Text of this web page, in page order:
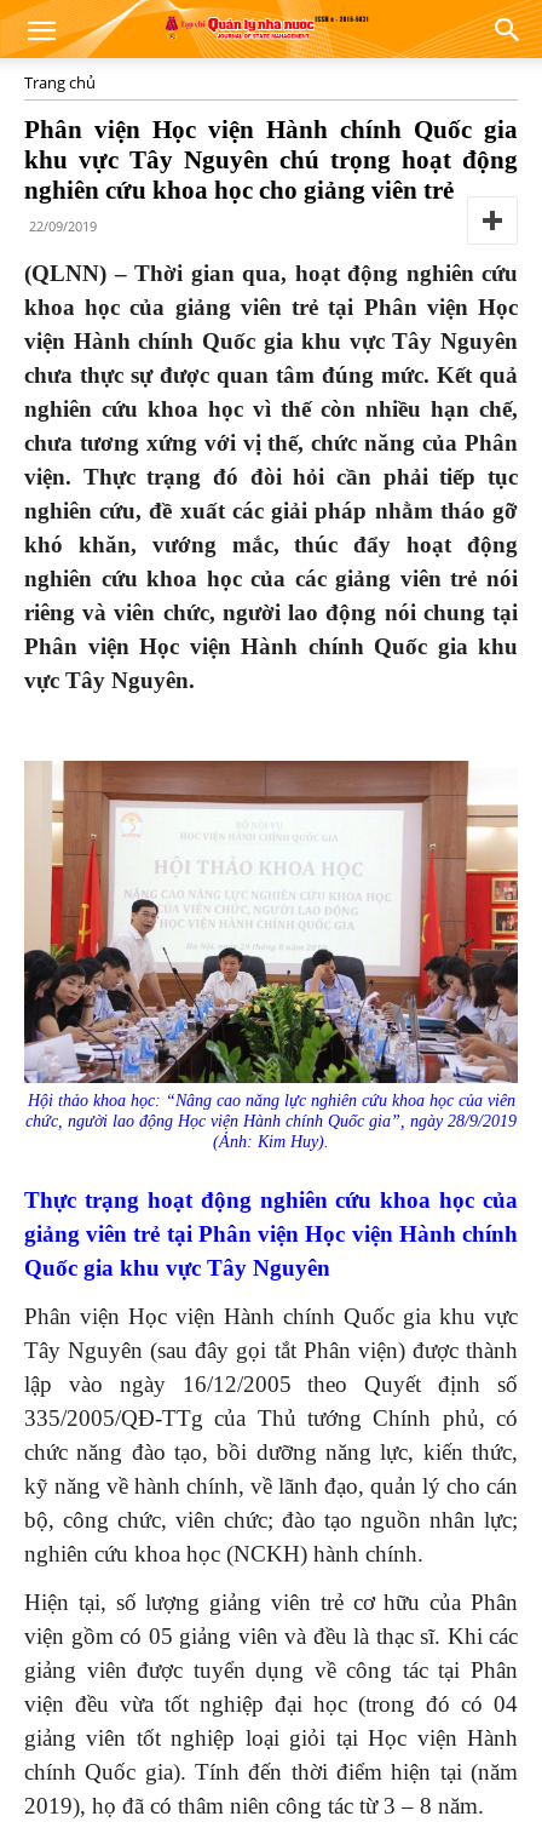
Trang chủ
Phân viện Học viện Hành chính Quốc gia
khu vực Tây Nguyên chú trọng hoạt động
nghiên cứu khoa học cho giảng viên trẻ
22/09/2019
(QLNN) – Thời gian qua, hoạt động nghiên cứu
khoa học của giảng viên trẻ tại Phân viện Học
viện Hành chính Quốc gia khu vực Tây Nguyên
chưa thực sự được quan tâm đúng mức. Kết quả
nghiên cứu khoa học vì thế còn nhiều hạn chế,
chưa tương xứng với vị thế, chức năng của Phân
viện. Thực trạng đó đòi hỏi cần phải tiếp tục
nghiên cứu, đề xuất các giải pháp nhằm tháo gỡ
khó khăn, vướng mắc, thúc đẩy hoạt động
nghiên cứu khoa học của các giảng viên trẻ nói
riêng và viên chức, người lao động nói chung tại
Phân viện Học viện Hành chính Quốc gia khu
vực Tây Nguyên.
Hội thảo khoa học: “Nâng cao năng lực nghiên cứu khoa học của viên
chức, người lao động Học viện Hành chính Quốc gia”, ngày 28/9/2019
(Ảnh: Kim Huy).
Thực trạng hoạt động nghiên cứu khoa học của
giảng viên trẻ tại Phân viện Học viện Hành chính
Quốc gia khu vực Tây Nguyên
Phân viện Học viện Hành chính Quốc gia khu vực
Tây Nguyên (sau đây gọi tắt Phân viện) được thành
lập vào ngày 16/12/2005 theo Quyết định số
335/2005/QĐ-TTg của Thủ tướng Chính phủ, có
chức năng đào tạo, bồi dưỡng năng lực, kiến thức,
kỹ năng về hành chính, về lãnh đạo, quản lý cho cán
bộ, công chức, viên chức; đào tạo nguồn nhân lực;
nghiên cứu khoa học (NCKH) hành chính.
Hiện tại, số lượng giảng viên trẻ cơ hữu của Phân
viện gồm có 05 giảng viên và đều là thạc sĩ. Khi các
giảng viên được tuyển dụng về công tác tại Phân
viện đều vừa tốt nghiệp đại học (trong đó có 04
giảng viên tốt nghiệp loại giỏi tại Học viện Hành
chính Quốc gia). Tính đến thời điểm hiện tại (năm
2019), họ đã có thâm niên công tác từ 3 – 8 năm.